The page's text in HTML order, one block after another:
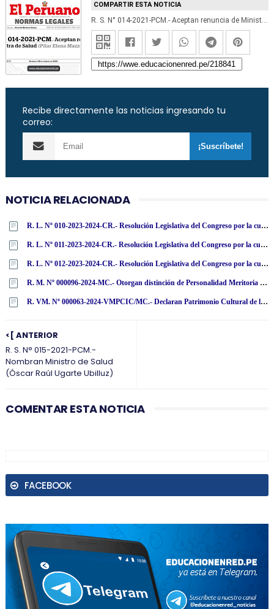
COMPARTIR ESTA NOTICIA
R. S. N° 014-2021-PCM.- Aceptan renuncia de Ministra de Salud (Pilar Elena Mazzetti Soler)
Recibe directamente las noticias ingresando tu
correo:
NOTICIA RELACIONADA
R. L. Nº 010-2023-2024-CR.- Resolución Legislativa del Congreso por la cual el Congreso de la República resuelve archivar la acusación constitucional contra el miembro de la Junta Nacional de Justicia Henry José Ávila Herrera por infracción de los artículos 156, inciso 3, y 139, inciso 3, de la Constitución Política
R. L. Nº 011-2023-2024-CR.- Resolución Legislativa del Congreso por la cual el Congreso de la República resuelve archivar la acusación constitucional contra el miembro de la Junta Nacional de Justicia Guillermo Santiago Thornberry Villarán por infracción de los artículos 156, inciso 3, y 139, inciso 3, de la Constitución Política
R. L. Nº 012-2023-2024-CR.- Resolución Legislativa del Congreso por la cual el Congreso de la República resuelve archivar la acusación constitucional contra la miembro de la Junta Nacional de Justicia María Amabilia Zavala Valladares por infracción de los artículos 156, inciso 3, y 139, inciso 3, de la Constitución Política
R. M. Nº 000096-2024-MC.- Otorgan distinción de Personalidad Meritoria de la Cultura (Jesús Esteban Alvarado Gutiérrez)
R. VM. Nº 000063-2024-VMPCIC/MC.- Declaran Patrimonio Cultural de la Nación cincuenta bienes muebles repatriados de la República Federal de Alemania
<[ ANTERIOR
R. S. N° 015-2021-PCM.-
Nombran Ministro de Salud
(Óscar Raúl Ugarte Ubilluz)
COMENTAR ESTA NOTICIA
FACEBOOK